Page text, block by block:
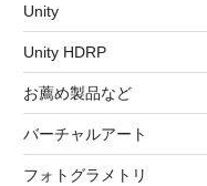
Unity
Unity HDRP
お薦め製品など
バーチャルアート
フォトグラメトリ